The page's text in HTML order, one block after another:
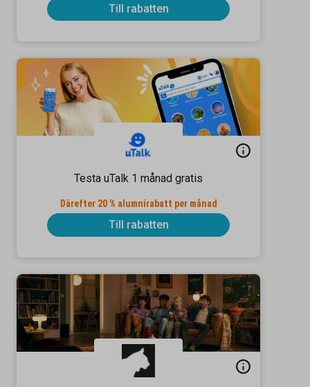
Till rabatten
Testa uTalk 1 månad gratis
Därefter 20 % alumnirabatt per månad
Till rabatten